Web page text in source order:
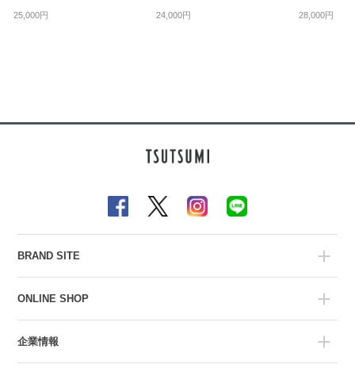
25,000円 24,000円 28,000円
BRAND SITE
ONLINE SHOP
企業情報